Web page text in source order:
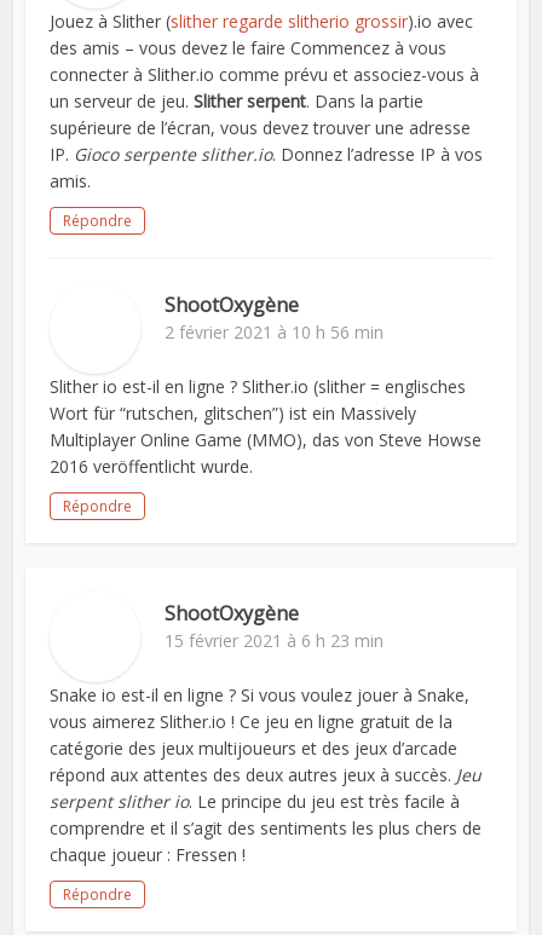
Jouez à Slither (slither regarde slitherio grossir).io avec
des amis – vous devez le faire Commencez à vous
connecter à Slither.io comme prévu et associez-vous à
un serveur de jeu.Slither serpent. Dans la partie
supérieure de l’écran, vous devez trouver une adresse
IP. Gioco serpente slither.io. Donnez l’adresse IP à vos
amis.
Répondre
ShootOxygène
2 février 2021 à 10 h 56 min
Slither io est-il en ligne ? Slither.io (slither = englisches
Wort für “rutschen, glitschen”) ist ein Massively
Multiplayer Online Game (MMO), das von Steve Howse
2016 veröffentlicht wurde.
Répondre
ShootOxygène
15 février 2021 à 6 h 23 min
Snake io est-il en ligne ? Si vous voulez jouer à Snake,
vous aimerez Slither.io ! Ce jeu en ligne gratuit de la
catégorie des jeux multijoueurs et des jeux d’arcade
répond aux attentes des deux autres jeux à succès. Jeu
serpent slither io. Le principe du jeu est très facile à
comprendre et il s’agit des sentiments les plus chers de
chaque joueur : Fressen !
Répondre